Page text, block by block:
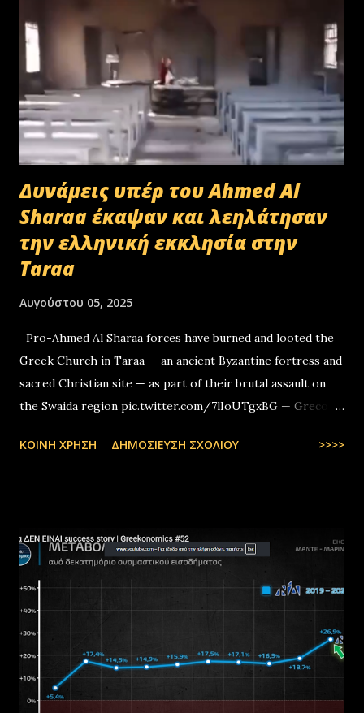
23412/02-07-2025 έγγραφο της ΑΑΔΕ και το από 10-07-2025
πρωτόκολλο παράδοσης υλικών μεταξύ της ΑΑΔΕ-Γενική Δ/νση
Τελωνείων-Τμήμα Διαχείρισης Δημόσιου Υλικού και της
συνεργαζόμενης με αυτήν εταιρείας ανακύκλωσης. Διευκρινίζεται ότι
στο αρχείο αυτό δεν συμπεριλαμβάνονταν αρχειακό υλικό που είχε
κοινοποιηθεί ότι ελέγχεται και στο ψηφιακό αρχείο του ΟΠΕΚΕΠ...
Δυνάμεις υπέρ του Ahmed Al
Sharaa έκαψαν και λεηλάτησαν
την ελληνική εκκλησία στην
Taraa
Αυγούστου 05, 2025
Pro-Ahmed Al Sharaa forces have burned and looted the
Greek Church in Taraa — an ancient Byzantine fortress and
sacred Christian site — as part of their brutal assault on
the Swaida region pic.twitter.com/7lIoUTgxBG — Greco-
ΚΟΙΝΉ ΧΡΉΣΗ ΔΗΜΟΣΊΕΥΣΗ ΣΧΟΛΊΟΥ >>>>